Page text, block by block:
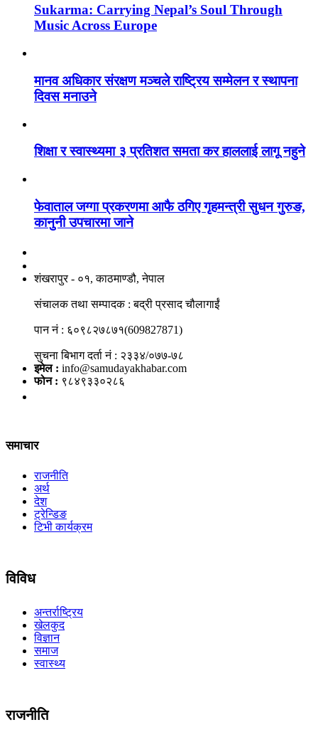
Sukarma: Carrying Nepal’s Soul Through
Music Across Europe
मानव अधिकार संरक्षण मञ्चले राष्ट्रिय सम्मेलन र स्थापना
दिवस मनाउने
शिक्षा र स्वास्थ्यमा ३ प्रतिशत समता कर हाललाई लागू नहुने
फेवाताल जग्गा प्रकरणमा आफै ठगिए गृहमन्त्री सुधन गुरुङ,
कानुनी उपचारमा जाने
शंखरापुर - ०१, काठमाण्डौ, नेपाल
संचालक तथा सम्पादक : बद्री प्रसाद चौलागाईं
पान नं : ६०९८२७८७१(609827871)
सुचना बिभाग दर्ता नं : २३३४/०७७-७८
इमेल : info@samudayakhabar.com
फोन : ९८४९३३०२८६
समाचार
राजनीति
अर्थ
देश
ट्रेन्डिङ
टिभी कार्यक्रम
विविध
अन्तर्राष्ट्रिय
खेलकुद
विज्ञान
समाज
स्वास्थ्य
राजनीति